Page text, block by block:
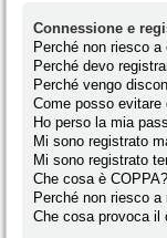
Connessione e
Perché non riesco a
Perché devo
Perché vengo
Come posso evitare
Ho perso la mia
Mi sono registrato
Mi sono registrato
Che cosa è COPPA?
Perché non riesco a
Che cosa provoca il